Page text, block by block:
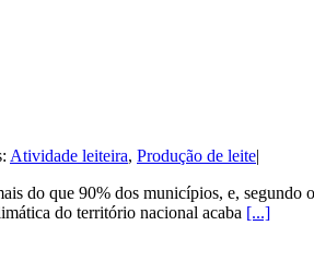
Atividade leiteira, Produção de leite|
do que 90% dos municípios, e,
do território nacional acaba [...]